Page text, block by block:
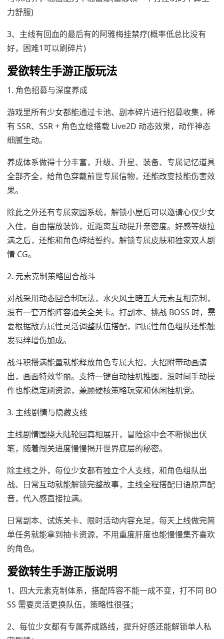
力舒服)
3、主线有回血的最后有的阿雅梅挂禁疗(概率低总比没有
好，困难1可以刷碎片)
爱欲转生手游正版玩法
1. 角色招募与深度养成
游戏里所有少女都能通过卡池、副本碎片进行招募收集，稀
有 SSR、SSR + 角色立绘搭载 Live2D 动态效果，动作神态
细腻生动。
养成体系做得十分丰富，升级、升星、装备、专属记忆道具
全部齐全，给角色穿戴前世专属信物，还能改变技能伤害效
果。
除此之外还有专属家园系统，解锁小屋后可以邀请心仪少女
入住，自由摆放装饰，近距离互动提升亲密度。好感等级拉
满之后，还能和角色缔结誓约，解锁专属皮肤和独家双人剧
情 CG。
2. 元素克制策略回合战斗
对战采用动态回合制玩法，水火风土暗五大元素互相克制，
没有一套万能阵容通关全关卡。打副本、挑战 BOSS 时，需
要根据敌方属性灵活调整队伍搭配，同属性角色组队还能触
发羁绊增伤加成。
战斗积攒满能量就能释放角色专属大招，大招附带动画演
出，画面特效华丽。支持一键自动挂机推图，没时间手动操
作也能稳定刷资源，兼顾硬核策略玩家和休闲挂机党。
3. 主线剧情与隐藏支线
主线剧情围绕大陆轮回真相展开，冒险途中会不断抛出伏
笔，随着闯关进度慢慢揭开世界底层的秘密。
除主线之外，每位少女都有独立个人支线，和角色组队出
战、日常互动就能解锁完整故事，主线全程搭配日语原声配
音，代入感直接拉满。
日常副本、试炼关卡、限时活动内容充足，每天上线做完简
单任务就能拿到抽卡资源，不用重度肝度也能慢慢集齐喜欢
的角色。
爱欲转生手游正版说明
1、四大元素克制体系，搭配阵容不能一成不变，打不同 BO
SS 需要灵活更换队伍，策略性很强；
2、每位少女都有专属养成路线，提升好感还能解锁单人私